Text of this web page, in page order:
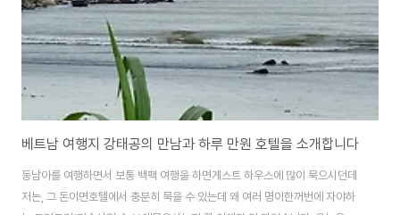
베트남 여행지 강태공의 만남과 하루 만원 호텔을 소개합니다
동남아를 여행하면서 보통 백팩 여행을 하면게스트 하우스에 많이 묵으시던데
저는, 그 돈이면호텔에서 충분히 묵을 수 있는데 왜 여러 명이한꺼번에 자야하